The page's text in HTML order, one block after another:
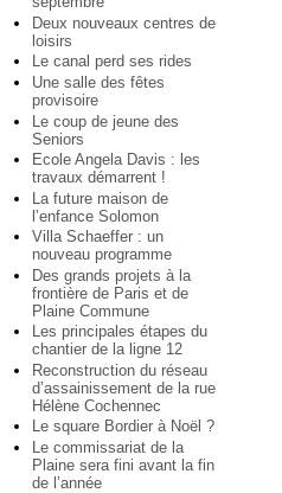
Deux nouveaux centres de
loisirs
Le canal perd ses rides
Une salle des fêtes
provisoire
Le coup de jeune des
Seniors
Ecole Angela Davis : les
travaux démarrent !
La future maison de
l’enfance Solomon
Villa Schaeffer : un
nouveau programme
Des grands projets à la
frontière de Paris et de
Plaine Commune
Les principales étapes du
chantier de la ligne 12
Reconstruction du réseau
d’assainissement de la rue
Hélène Cochennec
Le square Bordier à Noël ?
Le commissariat de la
Plaine sera fini avant la fin
de l’année